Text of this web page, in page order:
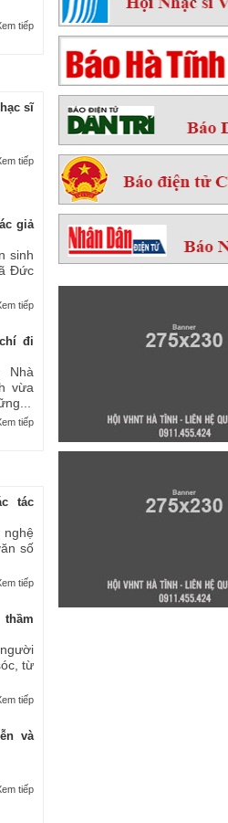
tiếp
sĩ
tiếp
giả
sinh
Đức
tiếp
đi
Nhà
vừa
tiếp
tác
nghệ
số
tiếp
từ
tiếp
và
tiếp